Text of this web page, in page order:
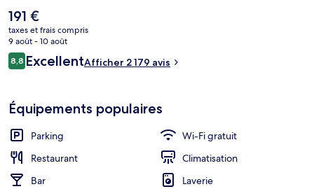
trouvent à une courte distance de marche : Station de métro Canal
Street (Varick St.) est à 3 minutes à pied et Station de métro Canal
Street (W. Broadway), à 5 minutes.
Le
prix
actuel
est
de
191 €
taxes et frais compris
9 août - 10 août
Avis
voyageurs
8,88,8 sur 10
ExcellentAfficher 2 179 avis
Équipements populaires
Parking
Wi-Fi gratuit
Restaurant
Climatisation
Bar
Laverie